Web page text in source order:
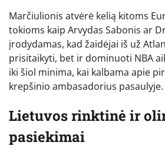
Marčiulionis atvėrė kelią kitoms
tokioms kaip Arvydas Sabonis ar
įrodydamas, kad žaidėjai iš už
prisitaikyti, bet ir dominuoti NBA
iki šiol minima, kai kalbama apie
krepšinio ambasadorius pasaulyje.
Lietuvos rinktinė ir
pasiekimai